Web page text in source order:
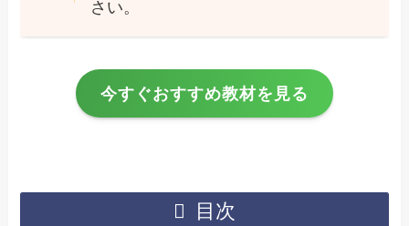
さい。
今すぐおすすめ教材を見る
目次